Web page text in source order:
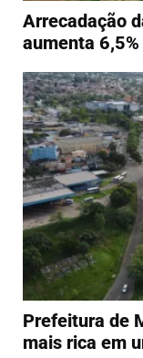
Arrecadação
aumenta
Prefeitura de
mais rica em